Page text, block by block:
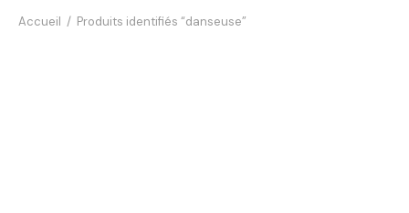
Accueil / Produits identifiés “danseuse”